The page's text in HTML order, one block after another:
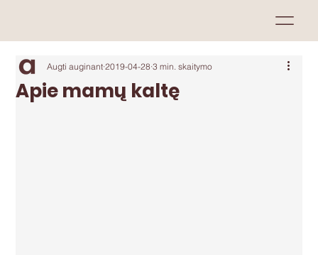
Apie mamų kaltę
Augti auginant 2019-04-28 3 min. skaitymo